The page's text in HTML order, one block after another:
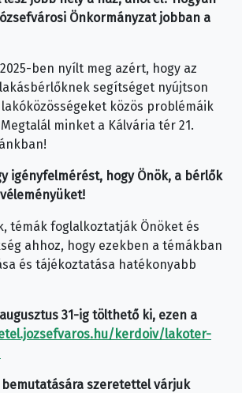
Önkormányzat jobban a
ben nyílt meg azért, hogy az
segítséget nyújtson
közös problémáik
minket a Kálvária tér 21.
igényfelmérést, hogy Önök, a bérlők
témák foglalkoztatják Önöket és
ahhoz, hogy ezekben a témákban
és tájékoztatása hatékonyabb
31-ig tölthető ki, ezen a
kerdoiv/lakoter-
szeretettel várjuk